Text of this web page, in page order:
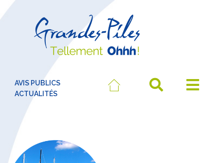
AVIS PUBLICS
ACTUALITÉS